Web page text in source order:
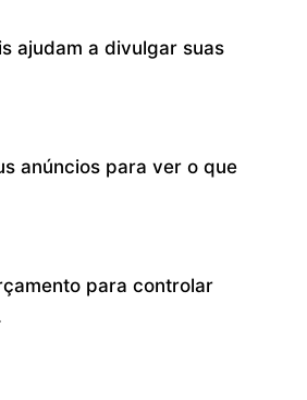
ajudam a divulgar suas
anúncios para ver o que
para controlar